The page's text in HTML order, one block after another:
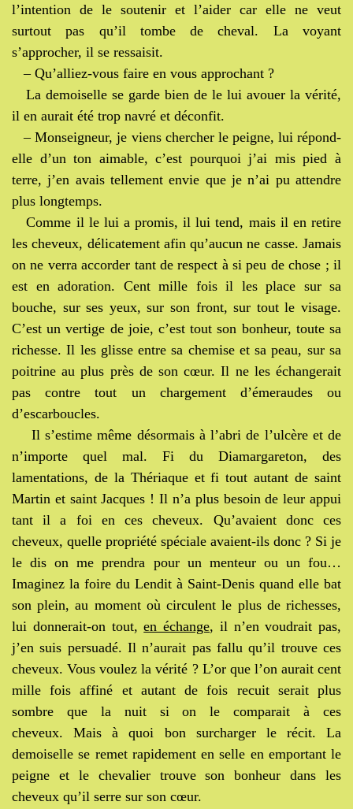
l’intention de le soutenir et l’aider car elle ne veut
surtout pas qu’il tombe de cheval. La voyant
s’approcher, il se ressaisit.
– Qu’alliez-vous faire en vous approchant ?
La demoiselle se garde bien de le lui avouer la vérité,
il en aurait été trop navré et déconfit.
– Monseigneur, je viens chercher le peigne, lui répond-
elle d’un ton aimable, c’est pourquoi j’ai mis pied à
terre, j’en avais tellement envie que je n’ai pu attendre
plus longtemps.
Comme il le lui a promis, il lui tend, mais il en retire
les cheveux, délicatement afin qu’aucun ne casse. Jamais
on ne verra accorder tant de respect à si peu de chose ; il
est en adoration. Cent mille fois il les place sur sa
bouche, sur ses yeux, sur son front, sur tout le visage.
C’est un vertige de joie, c’est tout son bonheur, toute sa
richesse. Il les glisse entre sa chemise et sa peau, sur sa
poitrine au plus près de son cœur. Il ne les échangerait
pas contre tout un chargement d’émeraudes ou
d’escarboucles.
Il s’estime même désormais à l’abri de l’ulcère et de
n’importe quel mal. Fi du Diamargareton, des
lamentations, de la Thériaque et fi tout autant de saint
Martin et saint Jacques ! Il n’a plus besoin de leur appui
tant il a foi en ces cheveux. Qu’avaient donc ces
cheveux, quelle propriété spéciale avaient-ils donc ? Si je
le dis on me prendra pour un menteur ou un fou…
Imaginez la foire du Lendit à Saint-Denis quand elle bat
son plein, au moment où circulent le plus de richesses,
lui donnerait-on tout,en échange, il n’en voudrait pas,
j’en suis persuadé. Il n’aurait pas fallu qu’il trouve ces
cheveux. Vous voulez la vérité ? L’or que l’on aurait cent
mille fois affiné et autant de fois recuit serait plus
sombre que la nuit si on le comparait à ces
cheveux. Mais à quoi bon surcharger le récit. La
demoiselle se remet rapidement en selle en emportant le
peigne et le chevalier trouve son bonheur dans les
cheveux qu’il serre sur son cœur.